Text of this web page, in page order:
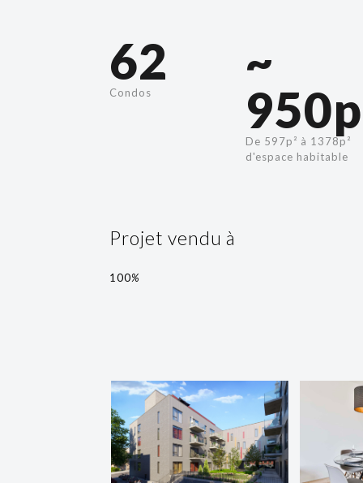
62
Condos
~
De 597p² à 1378p²
d'espace habitable
Projet vendu à
100%